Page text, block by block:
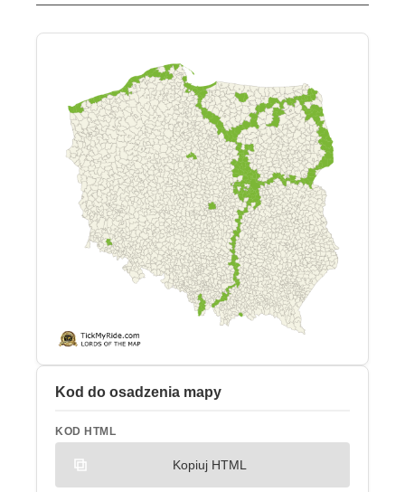
Kod do osadzenia mapy
KOD HTML
Kopiuj HTML